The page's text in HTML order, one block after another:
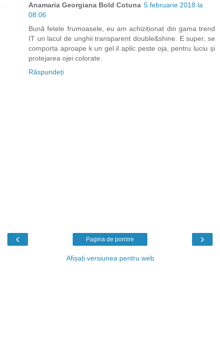
Anamaria Georgiana Bold Cotuna 5 februarie 2018 la
08:06
Bună fetele frumoasele, eu am achiziționat din gama trend
IT un lacul de unghii transparent double&shine. E super, se
comporta aproape k un gel.il aplic peste oja, pentru luciu și
protejarea ojei colorate.
Răspundeți
‹ ›
Pagina de pornire
Afișați versiunea pentru web